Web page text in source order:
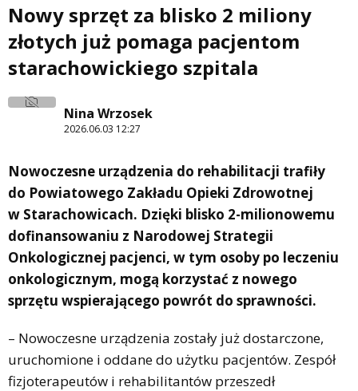
Nowy sprzęt za blisko 2 miliony
złotych już pomaga pacjentom
starachowickiego szpitala
Nina Wrzosek
2026.06.03 12:27
Nowoczesne urządzenia do rehabilitacji trafiły
do Powiatowego Zakładu Opieki Zdrowotnej
w Starachowicach. Dzięki blisko 2-milionowemu
dofinansowaniu z Narodowej Strategii
Onkologicznej pacjenci, w tym osoby po leczeniu
onkologicznym, mogą korzystać z nowego
sprzętu wspierającego powrót do sprawności.
– Nowoczesne urządzenia zostały już dostarczone,
uruchomione i oddane do użytku pacjentów. Zespół
fizjoterapeutów i rehabilitantów przeszedł